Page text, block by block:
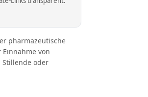
pharmazeutische
von
Stillende oder